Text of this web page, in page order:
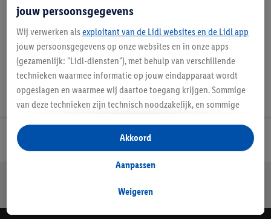
Handleidingen en downloads
Lidl Nieuwsbrief
Veilig winkelen
jouw persoonsgegevens
Wij verwerken als exploitant van de Lidl websites en de Lidl app
jouw persoonsgegevens op onze websites en in onze apps
(gezamenlijk: "Lidl-diensten"), met behulp van verschillende
technieken waarmee informatie op jouw eindapparaat wordt
opgeslagen en waarmee wij daartoe toegang krijgen. Sommige
van deze technieken zijn technisch noodzakelijk, en sommige
opslaan van voorkeursinstellingen, het verzamelen en
analyseren van statistieken of voor het tonen van
gepersonaliseerde reclame binnen en buiten de Lidl-diensten.
gegevens over jouw aankoopgedrag in de winkel ook voor de
Weigeren
Aanpassen
Akkoord